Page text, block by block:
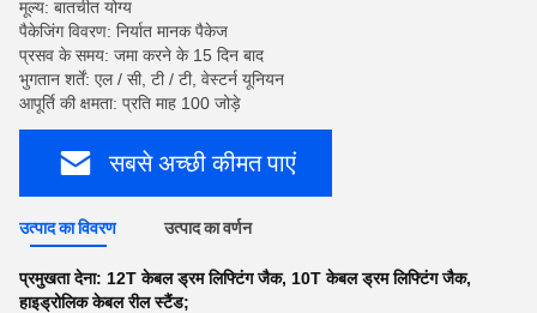
मूल्य: बातचीत योग्य
पैकेजिंग विवरण: निर्यात मानक पैकेज
प्रसव के समय: जमा करने के 15 दिन बाद
भुगतान शर्तें: एल / सी, टी / टी, वेस्टर्न यूनियन
आपूर्ति की क्षमता: प्रति माह 100 जोड़े
सबसे अच्छी कीमत पाएं
उत्पाद का विवरण उत्पाद का वर्णन
प्रमुखता देना: 12T केबल ड्रम लिफ्टिंग जैक, 10T केबल ड्रम लिफ्टिंग जैक,
हाइड्रोलिक केबल रील स्टैंड;